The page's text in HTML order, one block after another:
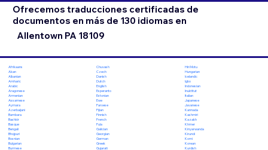
Ofrecemos traducciones certificadas de
documentos en más de 130 idiomas en
Allentown PA 18109
Afrikaans
Akan
Albanian
Amharic
Arabic
Aragonese
Armenian
Assamese
Aymara
Azerbaijani
Bambara
Bashkir
Basque
Bengali
Bhojpuri
Bosnian
Bulgarian
Burmese
Chuvash
Czech
Danish
Dutch
English
Esperanto
Estonian
Ewe
Faroese
Fijian
Finnish
French
Fula
Galician
Georgian
German
Greek
Gujarati
Hiri Motu
Hungarian
Icelandic
Igbo
Indonesian
Inuktitut
Italian
Japanese
Javanese
Kannada
Kashmiri
Kazakh
Khmer
Kinyarwanda
Kirundi
Komi
Korean
Kurdish